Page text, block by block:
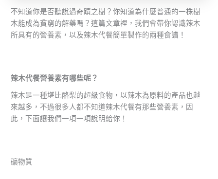
不知道你是否聽說過奇蹟之樹？你知道為什麼普通的一株樹
木能成為貧窮的解藥嗎？這篇文章裡，我們會帶你認識辣木
所具有的營養素，以及辣木代餐簡單製作的兩種食譜！
辣木代餐營養素有哪些呢？
辣木是一種堪比酪梨的超級食物，以辣木為原料的產品也越
來越多，不過很多人都不知道辣木代餐有那些營養素，因
此，下面讓我們一項一項說明給你！
礦物質